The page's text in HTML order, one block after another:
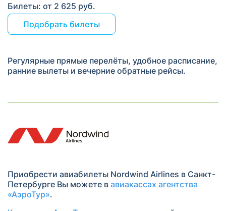
Билеты: от 2 625 руб.
Подобрать билеты
Регулярные прямые перелёты, удобное расписание,
ранние вылеты и вечерние обратные рейсы.
Приобрести авиабилеты Nordwind Airlines в Санкт-
Петербурге Вы можете в авиакассах агентства
«АэроТур».